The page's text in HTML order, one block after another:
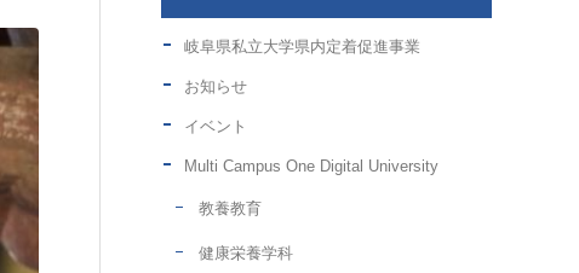
岐阜県私立大学県内定着促進事業
お知らせ
イベント
Multi Campus One Digital University
教養教育
健康栄養学科